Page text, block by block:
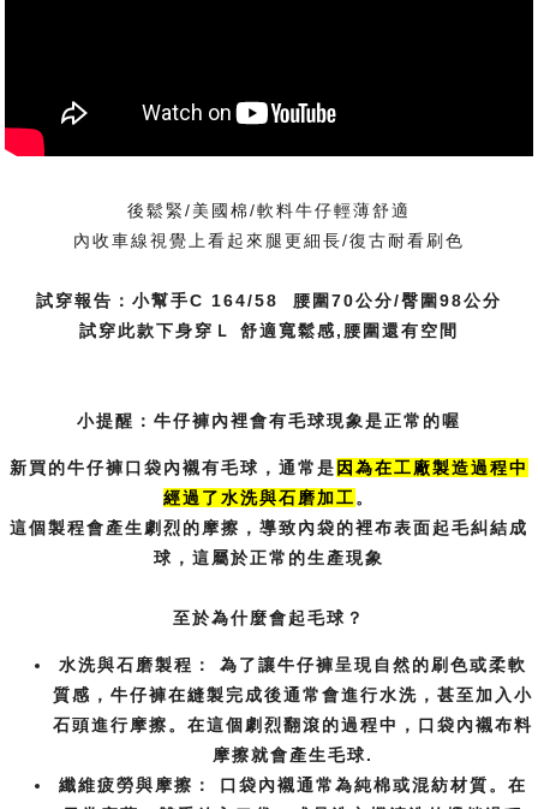
後鬆緊/美國棉/軟料牛仔輕薄舒適
內收車線視覺上看起來腿更細長/復古耐看刷色
試穿報告：小幫手C 164/58 腰圍70公分/臀圍98公分
試穿此款下身穿Ｌ 舒適寬鬆感,腰圍還有空間
小提醒：牛仔褲內裡會有毛球現象是正常的喔
新買的牛仔褲口袋內襯有毛球，通常是 因為在工廠製造過程中
經過了水洗與石磨加工。
這個製程會產生劇烈的摩擦，導致內袋的裡布表面起毛糾結成
球，這屬於正常的生產現象
至於為什麼會起毛球？
水洗與石磨製程：
為了讓牛仔褲呈現自然的刷色或柔軟
質感，牛仔褲在縫製完成後通常會進行水洗，甚至加入小
石頭進行摩擦。在這個劇烈翻滾的過程中，口袋內襯布料
摩擦就會產生毛球.
纖維疲勞與摩擦：
口袋內襯通常為純棉或混紡材質。在